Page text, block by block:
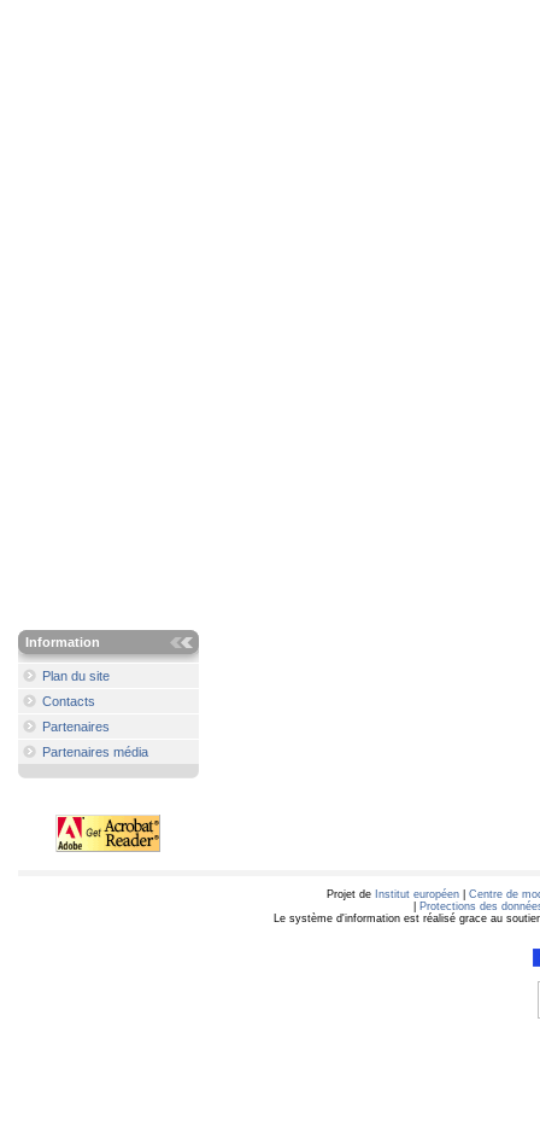
Information
Plan du site
Contacts
Partenaires
Partenaires média
Projet de Institut européen
Centre de
Protections des
Le système d'information est réalisé grace au